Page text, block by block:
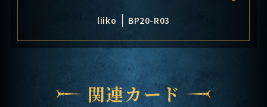
liiko BP20-R03
関連カード